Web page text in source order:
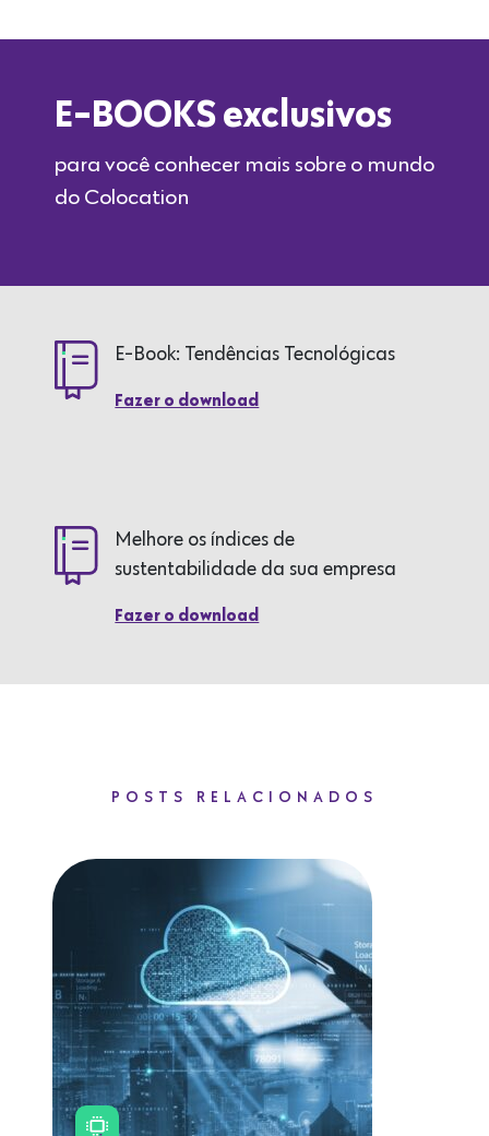
E-BOOKS exclusivos
para você conhecer mais sobre o mundo
do Colocation
E-Book: Tendências Tecnológicas
Fazer o download
Melhore os índices de
sustentabilidade da sua empresa
Fazer o download
POSTS RELACIONADOS